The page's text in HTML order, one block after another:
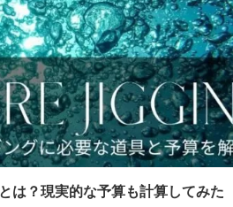
は？現実的な予算も計算してみた